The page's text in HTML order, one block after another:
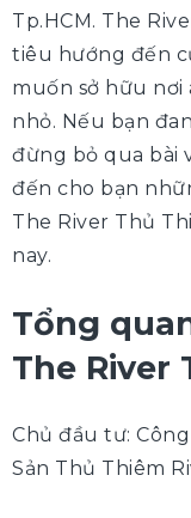
Tp.HCM. The
tiêu hướng đến
muốn sở hữu nơi
nhỏ. Nếu bạn
đừng bỏ qua bài
đến cho bạn
The River Thủ
nay.
Tổng
The River
Chủ đầu tư:
Sản Thủ Thiêm